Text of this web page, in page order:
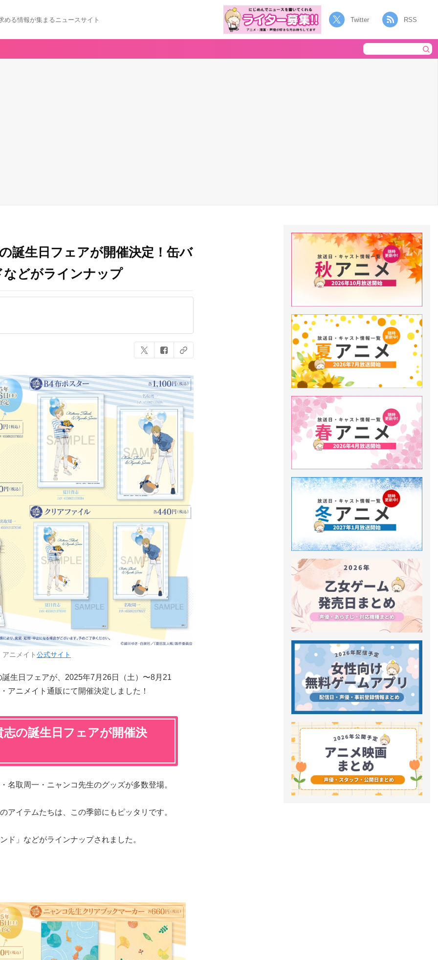
める情報が集まるニュースサイト Twitter RSS
誕生日フェアが開催決定！缶バ
どがラインナップ
アニメイト公式サイト
誕生日フェアが、2025年7月26日（土）〜8月21
アニメイト通販にて開催決定しました！
の誕生日フェアが開催決
名取周一・ニャンコ先生のグッズが多数登場。
アイテムたちは、この季節にもピッタリです。
ド」などがラインナップされました。